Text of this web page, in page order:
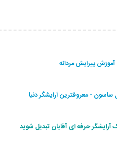
آموزش پیرایش مردانه
ساسون - معروفترین آرایشگر دنیا
آرایشگر حرفه ای آقایان تبدیل شوید